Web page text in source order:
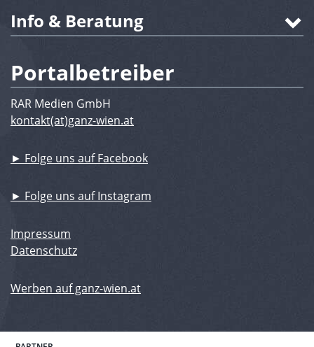
Info & Beratung
Portalbetreiber
RAR Medien GmbH
kontakt(at)ganz-wien.at
► Folge uns auf Facebook
► Folge uns auf Instagram
Impressum
Datenschutz
Werben auf ganz-wien.at